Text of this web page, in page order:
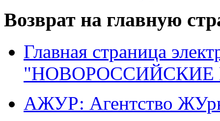
Возврат на главную
Главная страница
"НОВОРОССИЙСКИЕ
АЖУР: Агентство